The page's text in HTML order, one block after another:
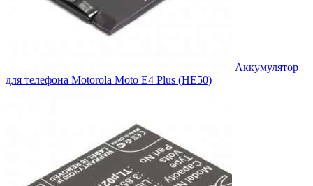
Аккумулятор
для телефона Motorola Moto E4 Plus (HE50)